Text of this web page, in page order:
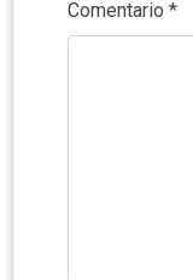
Comentario *